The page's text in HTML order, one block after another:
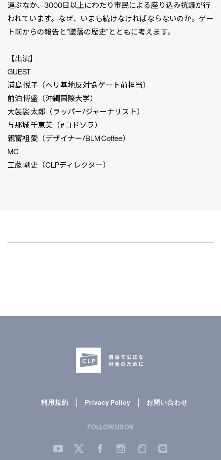
運ぶなか、3000日以上にわたり市民による座り込み抗議が行
われています。なぜ、いまも続けなければならないのか。ゲー
ト前からの報告と”墜落の歴史”とともに考えます。
【出演】
GUEST
浦島 悦子（ヘリ基地反対協 ゲート前担当）
前泊 博盛（沖縄国際大学）
大袈裟 太郎（ラッパー/ジャーナリスト）
与那城 千恵美（#コドソラ）
親富祖 愛（デザイナー/BLM Coffee）
MC
工藤 剛史（CLPディレクター）
利用規約 Privacy Policy お問い合わせ
FOLLOW US ON